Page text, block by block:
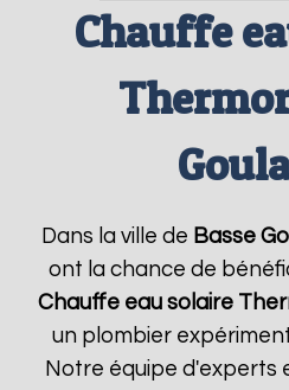
Chauffe
Dans la ville de Basse
ont la chance de
Chauffe eau solaire
un plombier
Notre équipe d'experts